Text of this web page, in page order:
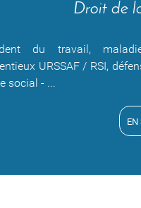
Droit de
du travail,
URSSAF / RSI,
social - ...
EN